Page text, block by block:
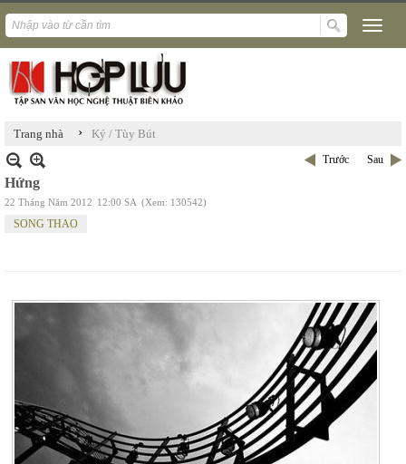
Trang nhà › Ký / Tùy Bút
Trước Sau
Hứng
22 Tháng Năm 2012 12:00 SA (Xem: 130542)
SONG THAO